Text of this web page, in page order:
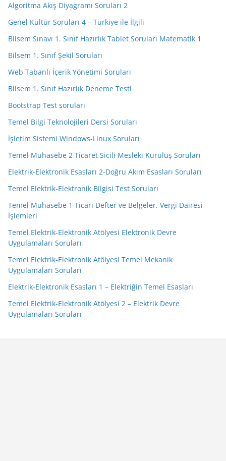
Algoritma Akış Diyagramı Soruları 2
Genel Kültür Soruları 4 – Türkiye ile İlgili
Bilsem Sınavı 1. Sınıf Hazırlık Tablet Soruları Matematik 1
Bilsem 1. Sınıf Şekil Soruları
Web Tabanlı İçerik Yönetimi Soruları
Bilsem 1. Sınıf Hazırlık Deneme Testi
Bootstrap Test soruları
Temel Bilgi Teknolojileri Dersi Soruları
İşletim Sistemi Windows-Linux Soruları
Temel Muhasebe 2 Ticaret Sicili Mesleki Kuruluş Soruları
Elektrik-Elektronik Esasları 2-Doğru Akım Esasları Soruları
Temel Elektrik-Elektronik Bilgisi Test Soruları
Temel Muhasebe 1 Ticari Defter ve Belgeler, Vergi Dairesi
İşlemleri
Temel Elektrik-Elektronik Atölyesi Elektronik Devre
Uygulamaları Soruları
Temel Elektrik-Elektronik Atölyesi Temel Mekanik
Uygulamaları Soruları
Elektrik-Elektronik Esasları 1 – Elektriğin Temel Esasları
Temel Elektrik-Elektronik Atölyesi 2 – Elektrik Devre
Uygulamaları Soruları